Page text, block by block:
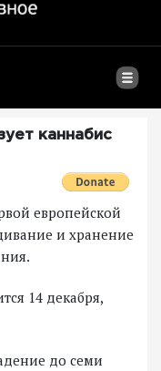
каннабис
европейской
и хранение
14 декабря,
до семи